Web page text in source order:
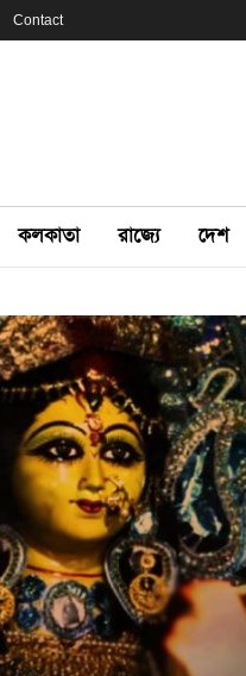
Contact
কলকাতা রাজ্যে দেশ